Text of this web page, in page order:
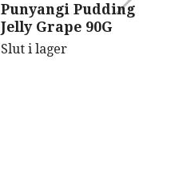
Punyangi Pudding
Jelly Grape 90G
Slut i lager